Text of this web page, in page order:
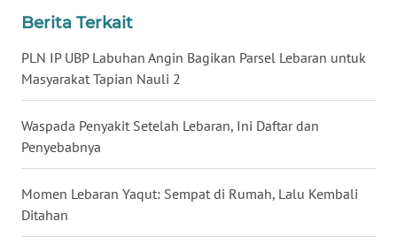
Berita Terkait
PLN IP UBP Labuhan Angin Bagikan Parsel Lebaran untuk
Masyarakat Tapian Nauli 2
Waspada Penyakit Setelah Lebaran, Ini Daftar dan
Penyebabnya
Momen Lebaran Yaqut: Sempat di Rumah, Lalu Kembali
Ditahan
WN
WN
WN
WN
KALTENG